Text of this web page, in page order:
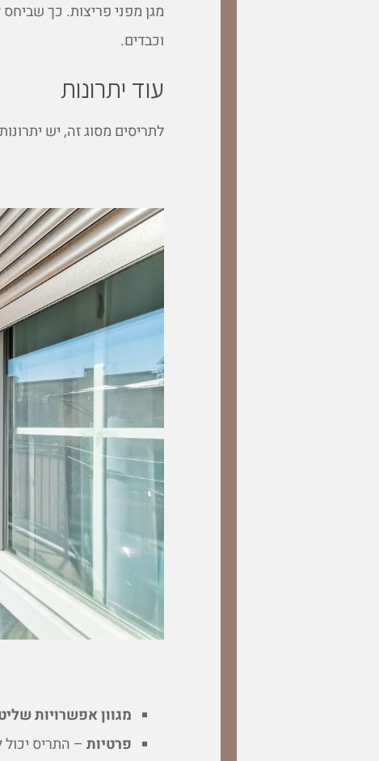
מגן מפני פריצות. כך שביחס
וכבדים.
עוד יתרונות
לתריסים מסוג זה, יש
מגוון אפשרויות
פרטיות– התריס יכול